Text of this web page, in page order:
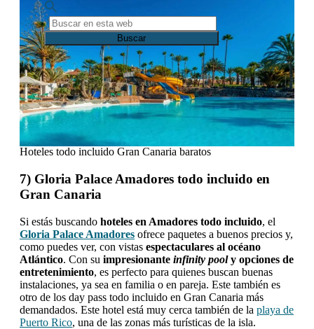
Buscar
en
esta
web
Hoteles todo incluido Gran Canaria baratos
7) Gloria Palace Amadores todo incluido en
Gran Canaria
Si estás buscando hoteles en Amadores todo incluido, el
Gloria Palace Amadores ofrece paquetes a buenos precios y,
como puedes ver, con vistas espectaculares al océano
Atlántico. Con su impresionante infinity pooly opciones de
entretenimiento, es perfecto para quienes buscan buenas
instalaciones, ya sea en familia o en pareja. Este también es
otro de los day pass todo incluido en Gran Canaria más
demandados. Este hotel está muy cerca también de la playa de
Puerto Rico, una de las zonas más turísticas de la isla.